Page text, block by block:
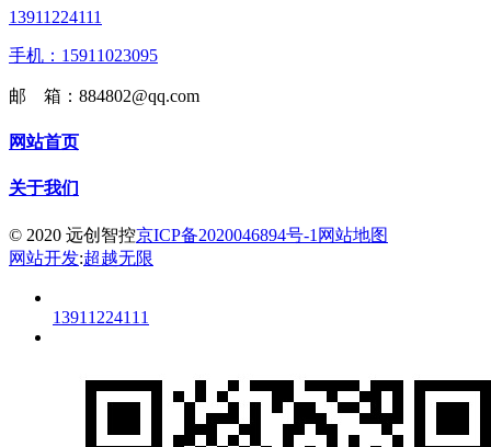
13911224111
手机：15911023095
邮 箱：884802@qq.com
网站首页
关于我们
© 2020 远创智控京ICP备2020046894号-1 网站地图
网站开发:超越无限
13911224111